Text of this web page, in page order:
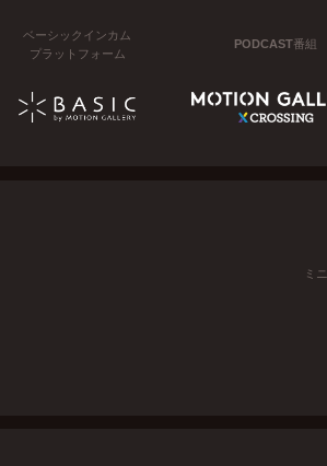
ベーシックインカム
プラットフォーム
PODCAST番組
ミ